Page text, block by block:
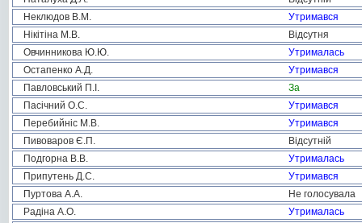
Неклюдов В.М.
Утримався
Нікітіна М.В.
Відсутня
Овчинникова Ю.Ю.
Утрималась
Остапенко А.Д.
Утримався
Павловський П.І.
За
Пасічний О.С.
Утримався
Перебийніс М.В.
Утримався
Пивоваров Є.П.
Відсутній
Подгорна В.В.
Утрималась
Припутень Д.С.
Утримався
Пуртова А.А.
Не голосувала
Радіна А.О.
Утрималась